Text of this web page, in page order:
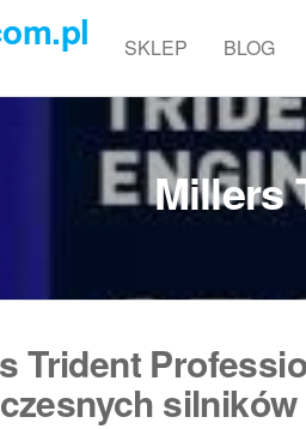
SKLEP BLOG
Millers
Trident